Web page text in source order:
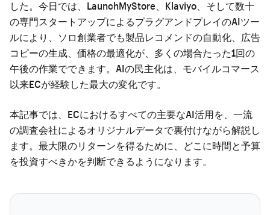
した。今日では、LaunchMyStore、Klaviyo、そして数十
の専門スタートアップによるプラグアンドプレイのAIツー
ルにより、ソロ創業者でも製品レコメンドの自動化、広告
コピーの生成、価格の最適化が、多くの場合たった1回の
午後の作業でできます。AIの民主化は、モバイルコマース
以来ECが経験した最大の変化です。
本記事では、ECにおけるすべての主要なAI活用を、一流
の調査会社によるオリジナルデータで裏付けながら解説し
ます。最大限のリターンを得るために、どこに時間と予算
を投資すべきかを判断できるようになります。